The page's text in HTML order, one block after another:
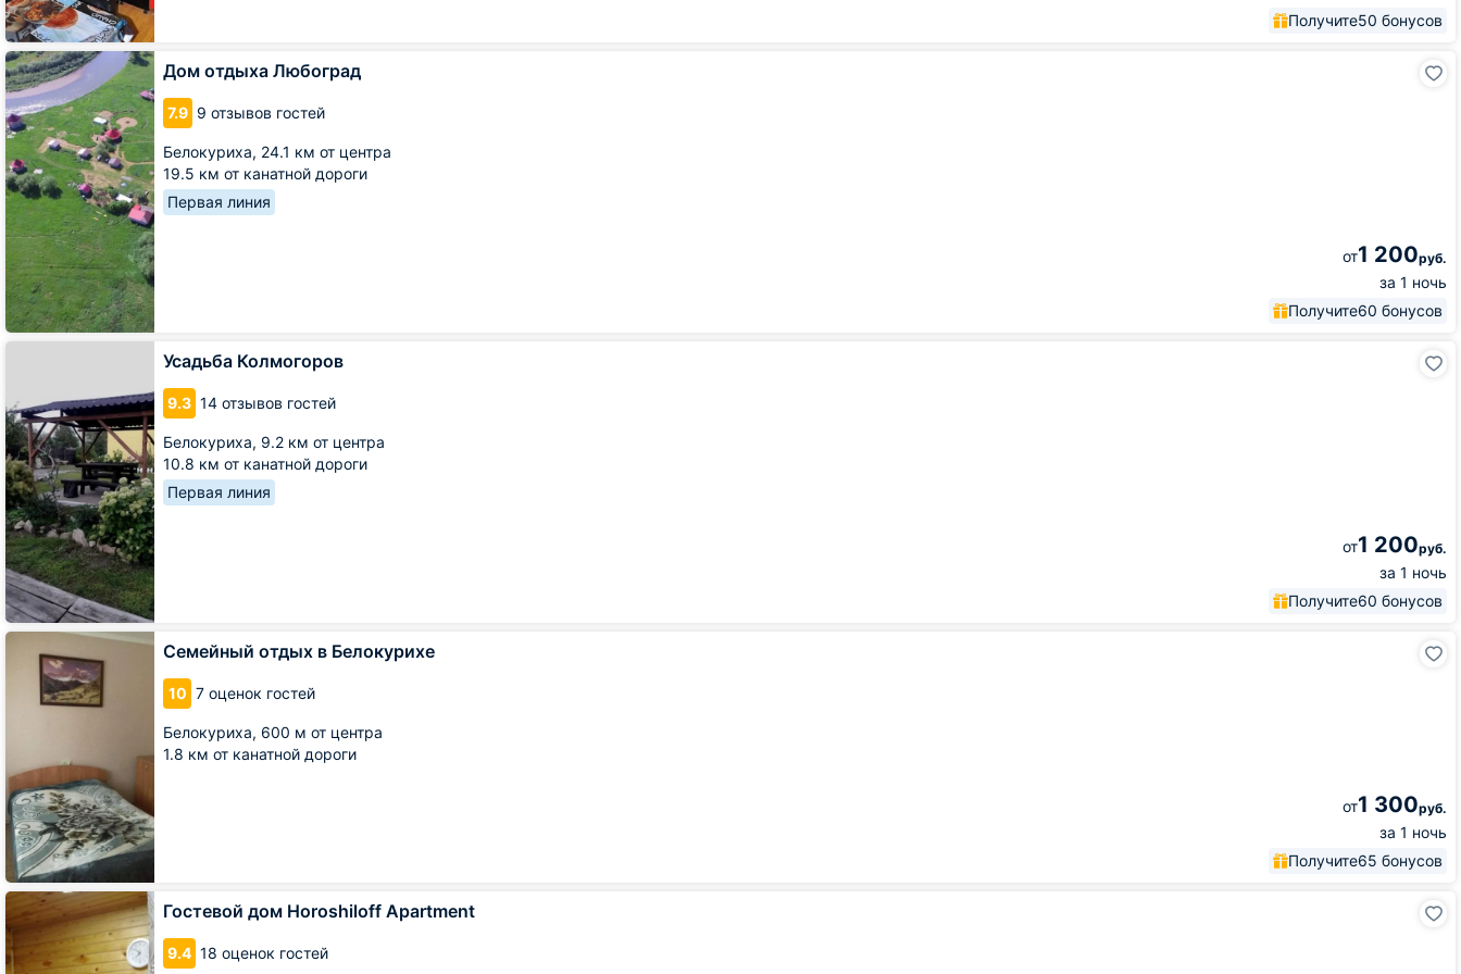
Получите50 бонусов
Дом отдыха Любоград
7.9 9 отзывов гостей
Белокуриха, 24.1 км от центра
19.5 км от канатной дороги
Первая линия
от1 200руб.
за 1 ночь
Получите60 бонусов
Дом
отдыха
Любоград
Усадьба Колмогоров
9.3 14 отзывов гостей
Белокуриха, 9.2 км от центра
10.8 км от канатной дороги
Первая линия
от1 200руб.
за 1 ночь
Получите60 бонусов
Усадьба
Семейный отдых в Белокурихе
10 7 оценок гостей
Белокуриха, 600 м от центра
1.8 км от канатной дороги
от1 300руб.
за 1 ночь
Получите65 бонусов
Семейный
отдых
Белокурихе
Гостевой дом Horoshiloff Apartment
9.4 18 оценок гостей
Гостевой
Horoshiloff
Apartment